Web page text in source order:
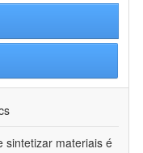
sintetizar materiais é